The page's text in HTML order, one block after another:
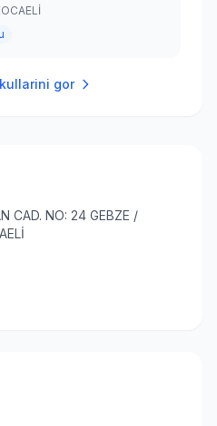
gor
CAD. NO: 24 GEBZE /